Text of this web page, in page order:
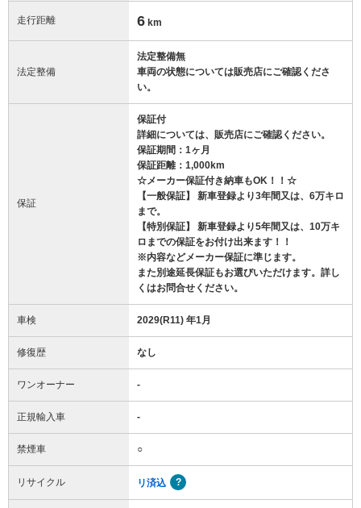
走行距離 6 km
法定整備
法定整備無
車両の状態については販売店にご確認くださ
い。
保証
保証付
詳細については、販売店にご確認ください。
保証期間：1ヶ月
保証距離：1,000km
☆メーカー保証付き納車もOK！！☆
【一般保証】 新車登録より3年間又は、6万キロ
まで。
【特別保証】 新車登録より5年間又は、10万キ
ロまでの保証をお付け出来ます！！
※内容などメーカー保証に準じます。
また別途延長保証もお選びいただけます。詳し
くはお問合せください。
車検 2029(R11) 年1月
修復歴 なし
ワンオーナー -
正規輸入車 -
禁煙車 ○
リサイクル リ済込